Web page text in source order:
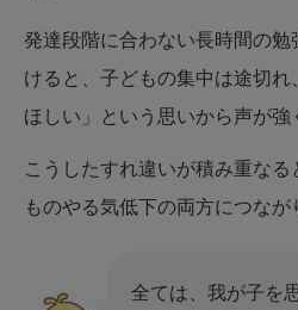
発達段階に合わない長時間の
けると、子どもの集中は途切
ほしい」という思いから声が強
こうしたすれ違いが積み重な
ものやる気低下の両方につなが
全ては、我が子を